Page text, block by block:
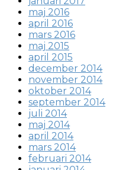
maj 2016
april 2016
mars 2016
maj 2015
april 2015
december 2014
november 2014
oktober 2014
september 2014
juli 2014
maj 2014
april 2014
mars 2014
februari 2014